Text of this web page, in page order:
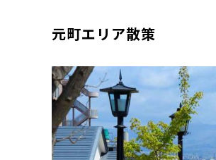
元町エリア散策